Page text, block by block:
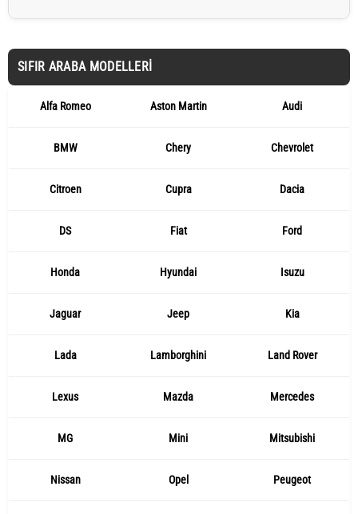
SIFIR ARABA MODELLERI
Alfa Romeo Aston Martin Audi
BMW Chery Chevrolet
Citroen Cupra Dacia
DS Fiat Ford
Honda Hyundai Isuzu
Jaguar Jeep Kia
Lada Lamborghini Land Rover
Lexus Mazda Mercedes
MG Mini Mitsubishi
Nissan Opel Peugeot